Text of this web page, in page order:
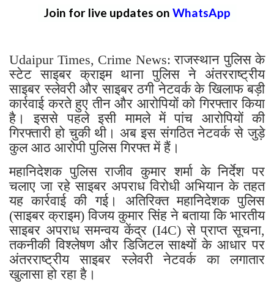
Join for live updates on WhatsApp
Udaipur Times, Crime News: राजस्थान पुलिस के
स्टेट साइबर क्राइम थाना पुलिस ने अंतरराष्ट्रीय
साइबर स्लेवरी और साइबर ठगी नेटवर्क के खिलाफ बड़ी
कार्रवाई करते हुए तीन और आरोपियों को गिरफ्तार किया
है। इससे पहले इसी मामले में पांच आरोपियों की
गिरफ्तारी हो चुकी थी। अब इस संगठित नेटवर्क से जुड़े
कुल आठ आरोपी पुलिस गिरफ्त में हैं।
महानिदेशक पुलिस राजीव कुमार शर्मा के निर्देश पर
चलाए जा रहे साइबर अपराध विरोधी अभियान के तहत
यह कार्रवाई की गई। अतिरिक्त महानिदेशक पुलिस
(साइबर क्राइम) विजय कुमार सिंह ने बताया कि भारतीय
साइबर अपराध समन्वय केंद्र (I4C) से प्राप्त सूचना,
तकनीकी विश्लेषण और डिजिटल साक्ष्यों के आधार पर
अंतरराष्ट्रीय साइबर स्लेवरी नेटवर्क का लगातार
खुलासा हो रहा है।